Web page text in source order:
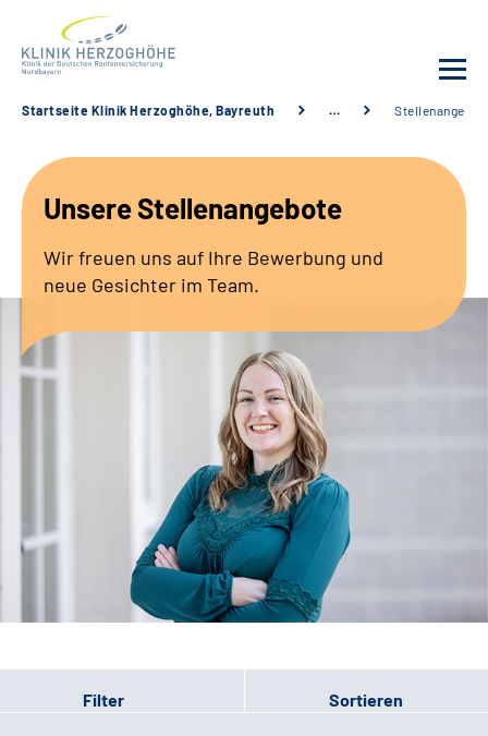
Leistungsangebot
Fachbereiche
Service
Leichte Sprache
Gebärdensprache
Patienten-Login
Startseite Klinik Herzoghöhe, Bayreuth …
Unsere Stellenangebote
Wir freuen uns auf Ihre Bewerbung und
neue Gesichter im Team.
Filter Sortieren